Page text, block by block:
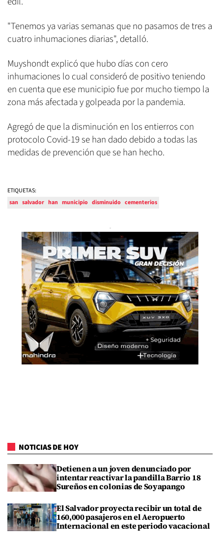
"Tenemos ya varias semanas que no pasamos de tres a
cuatro inhumaciones diarias", detalló.
Muyshondt explicó que hubo días con cero
inhumaciones lo cual consideró de positivo teniendo
en cuenta que ese municipio fue por mucho tiempo la
zona más afectada y golpeada por la pandemia.
Agregó de que la disminución en los entierros con
protocolo Covid-19 se han dado debido a todas las
medidas de prevención que se han hecho.
ETIQUETAS:
san salvador han municipio disminuido cementerios
NOTICIAS DE HOY
Detienen a un joven denunciado por
intentar reactivar la pandilla Barrio 18
Sureños en colonias de Soyapango
El Salvador proyecta recibir un total de
160,000 pasajeros en el Aeropuerto
Internacional en este periodo vacacional